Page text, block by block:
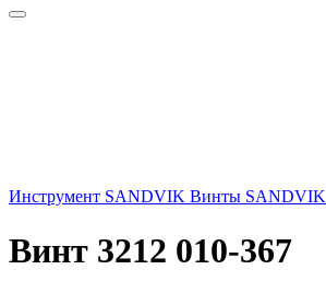
Инструмент SANDVIK Винты SANDVIK
Винт 3212 010-367